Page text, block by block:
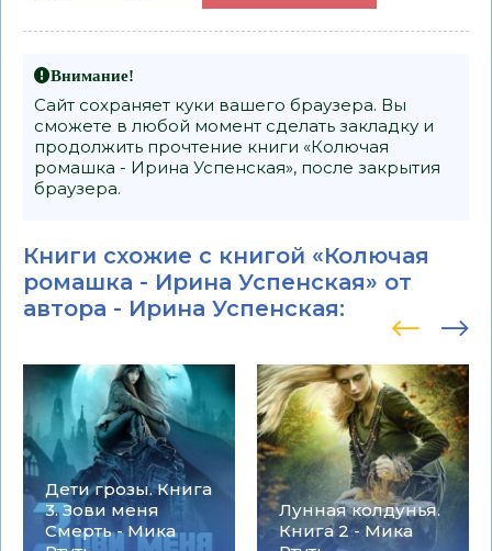
Внимание!
Сайт сохраняет куки вашего браузера. Вы
сможете в любой момент сделать закладку и
продолжить прочтение книги «Колючая
ромашка - Ирина Успенская», после закрытия
браузера.
Книги схожие с книгой «Колючая
ромашка - Ирина Успенская» от
автора - Ирина Успенская:
Дети грозы. Книга
3. Зови меня
Смерть - Мика
Лунная колдунья.
Книга 2 - Мика